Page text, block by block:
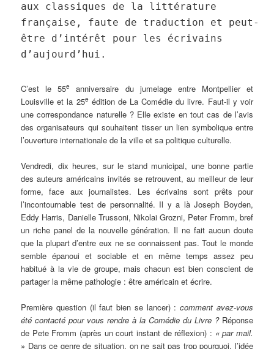
aux classiques de la littérature
française, faute de traduction et peut-
être d’intérêt pour les écrivains
d’aujourd’hui.
C’est le 55e
anniversaire du jumelage entre Montpellier et
Louisville et la 25e édition de La Comédie du livre. Faut-il y voir
une correspondance naturelle ? Elle existe en tout cas de l’avis
des organisateurs qui souhaitent tisser un lien symbolique entre
l’ouverture internationale de la ville et sa politique culturelle.
Vendredi, dix heures, sur le stand municipal, une bonne partie
des auteurs américains invités se retrouvent, au meilleur de leur
forme, face aux journalistes. Les écrivains sont prêts pour
l’incontournable test de personnalité. Il y a là Joseph Boyden,
Eddy Harris, Danielle Trussoni, Nikolai Grozni, Peter Fromm, bref
un riche panel de la nouvelle génération. Il ne fait aucun doute
que la plupart d’entre eux ne se connaissent pas. Tout le monde
semble épanoui et sociable et en même temps assez peu
habitué à la vie de groupe, mais chacun est bien conscient de
partager la même pathologie : être américain et écrire.
Première question (il faut bien se lancer) :comment avez-vous
été contacté pour vous rendre à la Comédie du Livre ?Réponse
de Pete Fromm (après un court instant de réflexion) : « par mail.
» Dans ce genre de situation, on ne sait pas trop pourquoi, l’idée